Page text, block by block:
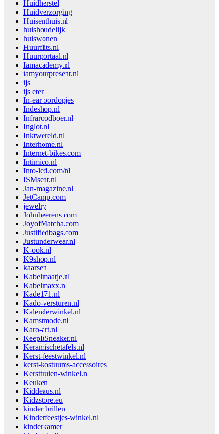
Huidherstel
Huidverzorging
Huisenthuis.nl
huishoudelijk
huiswonen
Huurflits.nl
Huurportaal.nl
Iamacademy.nl
iamyourpresent.nl
ijs
ijs eten
In-ear oordopjes
Indeshop.nl
Infraroodboer.nl
Inglot.nl
Inktwereld.nl
Interhome.nl
Internet-bikes.com
Intimico.nl
Into-led.com/nl
ISMseat.nl
Jan-magazine.nl
JetCamp.com
jewelry
Johnbeerens.com
JoyofMatcha.com
Justifiedbags.com
Justunderwear.nl
K-ook.nl
K9shop.nl
kaarsen
Kabelmaatje.nl
Kabelmaxx.nl
Kade171.nl
Kado-versturen.nl
Kalenderwinkel.nl
Kamstmode.nl
Karo-art.nl
KeepItSneaker.nl
Keramischetafels.nl
Kerst-feestwinkel.nl
kerst-kostuums-accessoires
Kersttruien-winkel.nl
Keuken
Kiddeaus.nl
Kidzstore.eu
kinder-brillen
Kinderfeestjes-winkel.nl
kinderkamer